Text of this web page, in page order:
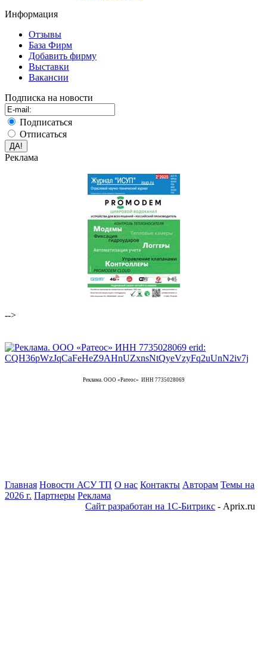
Информация
Отзывы
База Фирм
Добавить фирму
Выставки
Вакансии
Подписка на новости
Подписаться
Отписаться
Реклама
-->
Реклама. ООО «Ратеос» ИНН 7735028069
Главная Новости АСУ ТП О нас Контакты Авторам Темы на
2026 г. Партнеры Реклама
Сайт разработан на 1С-Битрикс - Aprix.ru